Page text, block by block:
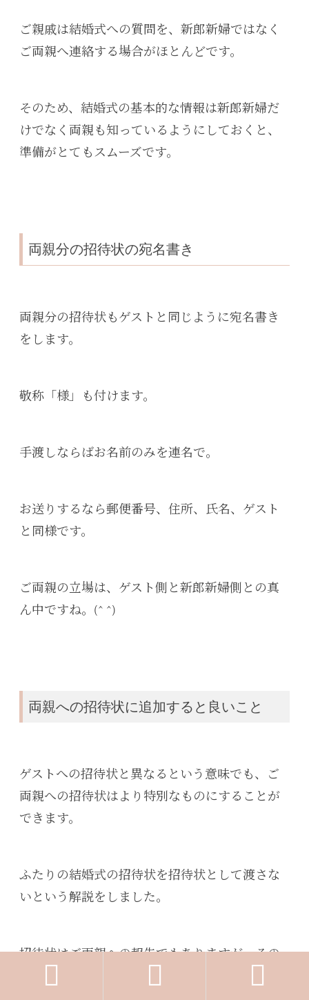
ご親戚は結婚式への質問を、新郎新婦ではなく
ご両親へ連絡する場合がほとんどです。
そのため、結婚式の基本的な情報は新郎新婦だ
けでなく両親も知っているようにしておくと、
準備がとてもスムーズです。
両親分の招待状の宛名書き
両親分の招待状もゲストと同じように宛名書き
をします。
敬称「様」も付けます。
手渡しならばお名前のみを連名で。
お送りするなら郵便番号、住所、氏名、ゲスト
と同様です。
ご両親の立場は、ゲスト側と新郎新婦側との真
ん中ですね。(^ ^)
両親への招待状に追加すると良いこと
ゲストへの招待状と異なるという意味でも、ご
両親への招待状はより特別なものにすることが
できます。
ふたりの結婚式の招待状を招待状として渡さな
いという解説をしました。
招待状はご両親への報告でもありますが、その
  